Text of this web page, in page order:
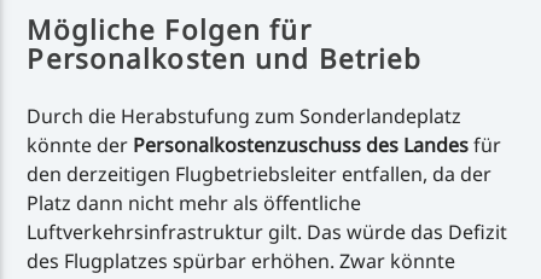
Mögliche Folgen für
Personalkosten und Betrieb
Durch die Herabstufung zum Sonderlandeplatz
könnte der Personalkostenzuschuss des Landesfür
den derzeitigen Flugbetriebsleiter entfallen, da der
Platz dann nicht mehr als öffentliche
Luftverkehrsinfrastruktur gilt. Das würde das Defizit
des Flugplatzes spürbar erhöhen. Zwar könnte